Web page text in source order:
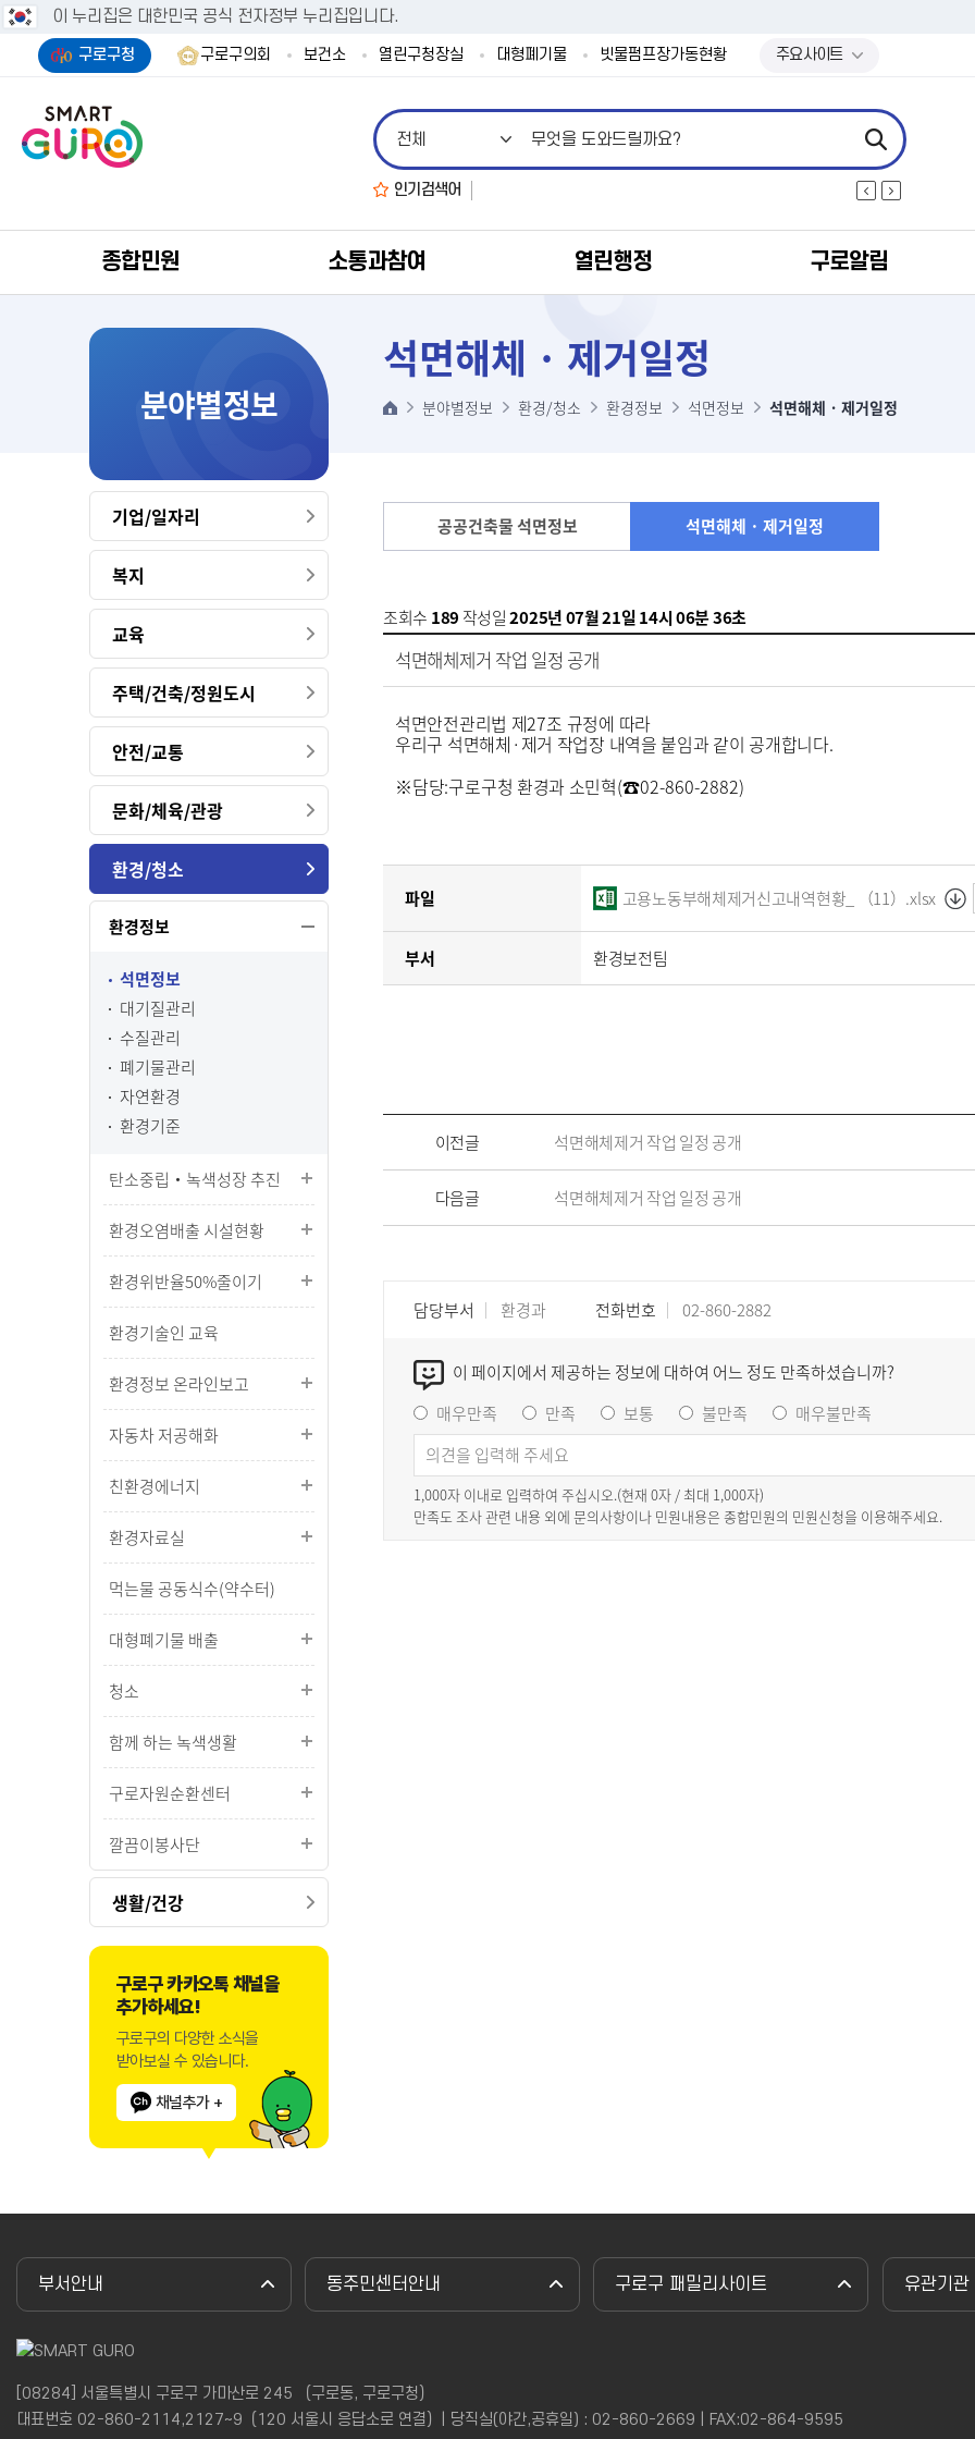
이 누리집은 대한민국 공식 전자정부 누리집입니다.
구로구청 구로구의회 보건소 열린구청장실 대형폐기물 빗물펌프장가동현황 주요사이트
인기검색어
종합민원 소통과참여 열린행정 구로알림
분야별정보
기업/일자리
복지
교육
주택/건축/정원도시
안전/교통
문화/체육/관광
환경/청소
환경정보
석면정보
대기질관리
수질관리
폐기물관리
자연환경
환경기준
탄소중립‧녹색성장 추진
환경오염배출 시설현황
환경위반율50%줄이기
환경기술인 교육
환경정보 온라인보고
자동차 저공해화
친환경에너지
환경자료실
먹는물 공동식수(약수터)
대형폐기물 배출
청소
함께 하는 녹색생활
구로자원순환센터
깔끔이봉사단
생활/건강
구로구 카카오톡 채널을
추가하세요!
구로구의 다양한 소식을
받아보실 수 있습니다.
채널추가 +
석면해체 · 제거일정
분야별정보 환경/청소 환경정보 석면정보 석면해체 · 제거일정
공공건축물 석면정보 석면해체 · 제거일정
조회수 189 작성일2025년 07월 21일 14시 06분 36초
석면해체제거 작업 일정 공개
석면안전관리법 제27조 규정에 따라
우리구 석면해체 · 제거 작업장 내역을 붙임과 같이 공개합니다.
※담당:구로구청 환경과 소민혁(☎02-860-2882)
파일 고용노동부해체제거신고내역현황_ （11）.xlsx
부서 환경보전팀
이전글 석면해체제거 작업 일정 공개
다음글 석면해체제거 작업 일정 공개
담당부서 환경과 전화번호 02-860-2882
이 페이지에서 제공하는 정보에 대하여 어느 정도 만족하셨습니까?
매우만족
만족 보통 불만족 매우불만족
1,000자 이내로 입력하여 주십시오.(현재0자 / 최대 1,000자)
만족도 조사 관련 내용 외에 문의사항이나 민원내용은 종합민원의 민원신청을 이용해주세요.
부서안내 동주민센터안내 구로구 패밀리사이트 유관기관
[08284] 서울특별시 구로구 가마산로 245 （구로동, 구로구청）
대표번호 02-860-2114,2127~9（120 서울시 응답소로 연결）| 당직실(야간,공휴일) : 02-860-2669 | FAX:02-864-9595